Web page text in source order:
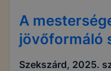
A
jövőformáló
Szekszárd, 2025.